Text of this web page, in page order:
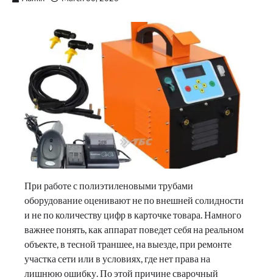
При работе с полиэтиленовыми трубами
оборудование оценивают не по внешней солидности
и не по количеству цифр в карточке товара. Намного
важнее понять, как аппарат поведет себя на реальном
объекте, в тесной траншее, на выезде, при ремонте
участка сети или в условиях, где нет права на
лишнюю ошибку. По этой причине сварочный